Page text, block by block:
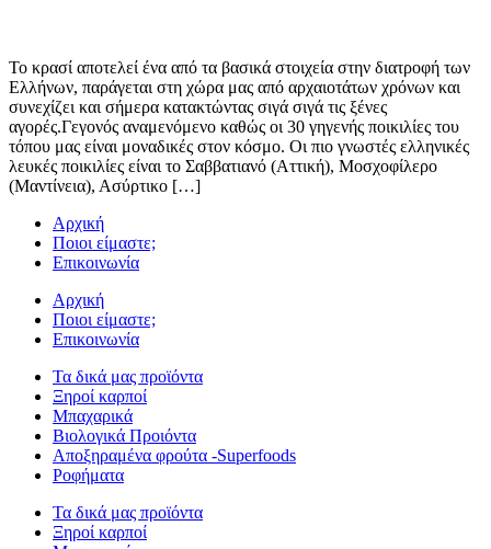
Το κρασί αποτελεί ένα από τα βασικά στοιχεία στην διατροφή των
Ελλήνων, παράγεται στη χώρα μας από αρχαιοτάτων χρόνων και
συνεχίζει και σήμερα κατακτώντας σιγά σιγά τις ξένες
αγορές.Γεγονός αναμενόμενο καθώς οι 30 γηγενής ποικιλίες του
τόπου μας είναι μοναδικές στον κόσμο. Οι πιο γνωστές ελληνικές
λευκές ποικιλίες είναι το Σαββατιανό (Αττική), Μοσχοφίλερο
(Μαντίνεια), Ασύρτικο […]
Αρχική
Ποιοι είμαστε;
Επικοινωνία
Αρχική
Ποιοι είμαστε;
Επικοινωνία
Τα δικά μας προϊόντα
Ξηροί καρποί
Μπαχαρικά
Βιολογικά Προιόντα
Αποξηραμένα φρούτα -Superfoods
Ροφήματα
Τα δικά μας προϊόντα
Ξηροί καρποί